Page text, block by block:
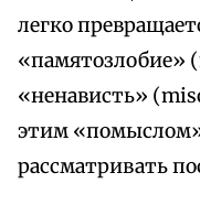
легко
«памятозлобие»
«ненависть»
этим
рассматривать